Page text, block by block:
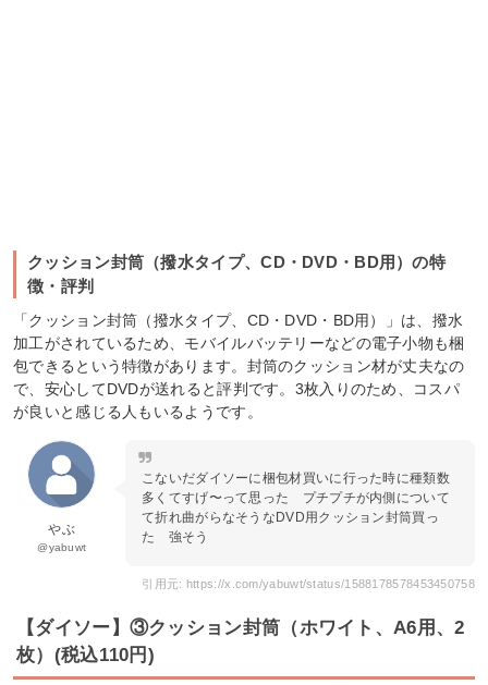
クッション封筒（撥水タイプ、CD・DVD・BD用）の特
徴・評判
「クッション封筒（撥水タイプ、CD・DVD・BD用）」は、撥水
加工がされているため、モバイルバッテリーなどの電子小物も梱
包できるという特徴があります。封筒のクッション材が丈夫なの
で、安心してDVDが送れると評判です。3枚入りのため、コスパ
が良いと感じる人もいるようです。
やぶ
@yabuwt
こないだダイソーに梱包材買いに行った時に種類数
多くてすげ〜って思った プチプチが内側について
て折れ曲がらなそうなDVD用クッション封筒買っ
た 強そう
引用元: https://x.com/yabuwt/status/1588178578453450758
【ダイソー】③クッション封筒（ホワイト、A6用、2
枚）(税込110円)